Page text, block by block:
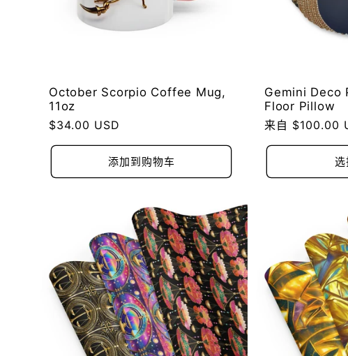
October Scorpio Coffee Mug,
11oz
常
规
格
$34.00 USD
添加到购物车
Gemini Deco
Floor Pillow
常
规
格
来自 $100.00
选